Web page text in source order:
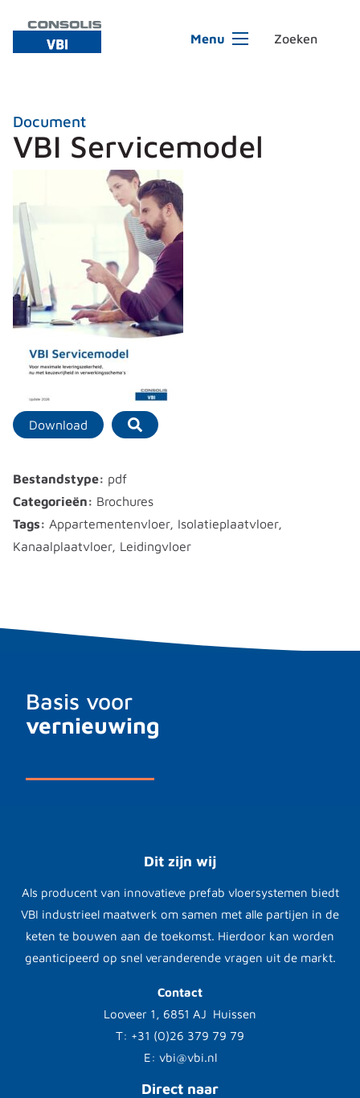
Menu
Document
VBI Servicemodel
Download
Bestandstype: pdf
Categorieën: Brochures
Tags: Appartementenvloer, Isolatieplaatvloer,
Kanaalplaatvloer, Leidingvloer
Basis voor
vernieuwing
Dit zijn wij
Als producent van innovatieve prefab vloersystemen biedt
VBI industrieel maatwerk om samen met alle partijen in de
keten te bouwen aan de toekomst. Hierdoor kan worden
geanticipeerd op snel veranderende vragen uit de markt.
Contact
Looveer 1, 6851 AJ Huissen
T: +31 (0)26 379 79 79
E: vbi@vbi.nl
Direct naar